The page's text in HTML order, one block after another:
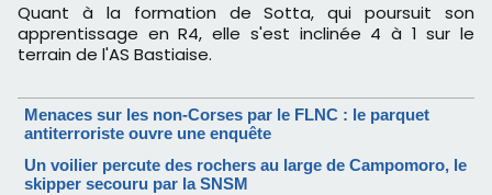
Quant à la formation de Sotta, qui poursuit son
apprentissage en R4, elle s'est inclinée 4 à 1 sur le
terrain de l'AS Bastiaise.
Menaces sur les non-Corses par le FLNC : le parquet
antiterroriste ouvre une enquête
Un voilier percute des rochers au large de Campomoro, le
skipper secouru par la SNSM